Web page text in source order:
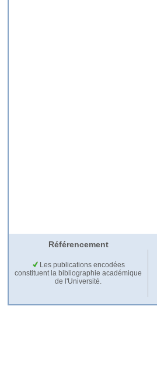
Référencement
Les publications encodées
constituent la bibliographie académique
de l'Université.